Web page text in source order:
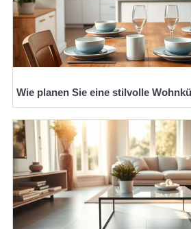
Wie planen Sie eine stilvolle